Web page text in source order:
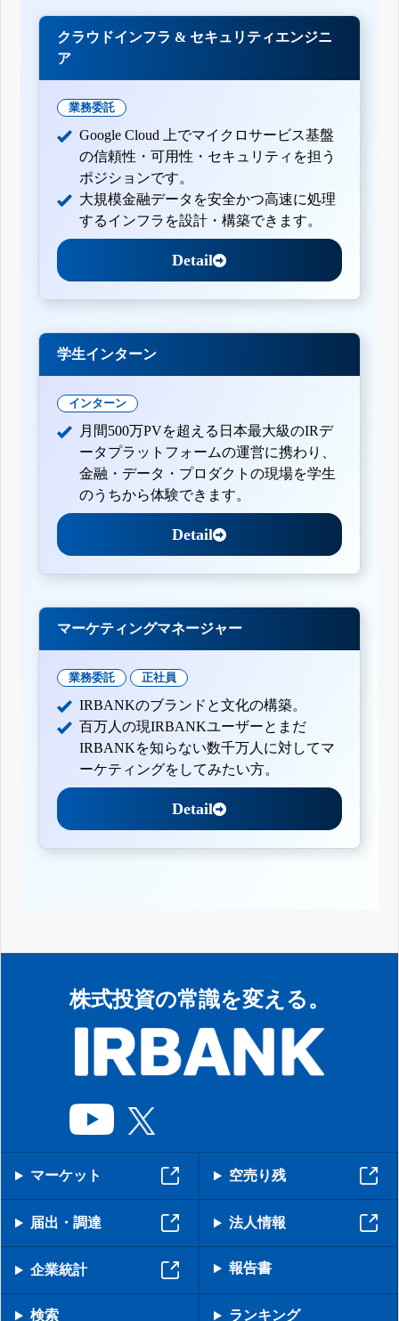
クラウドインフラ & セキュリティエンジニ
ア
業務委託
Google Cloud 上でマイクロサービス基盤
の信頼性・可用性・セキュリティを担う
ポジションです。
大規模金融データを安全かつ高速に処理
するインフラを設計・構築できます。
Detail
学生インターン
インターン
月間500万PVを超える日本最大級のIRデ
ータプラットフォームの運営に携わり、
金融・データ・プロダクトの現場を学生
のうちから体験できます。
Detail
マーケティングマネージャー
業務委託 正社員
IRBANKのブランドと文化の構築。
百万人の現IRBANKユーザーとまだ
IRBANKを知らない数千万人に対してマ
ーケティングをしてみたい方。
Detail
株式投資の常識を変える。
マーケット 空売り残
届出・調達 法人情報
企業統計 報告書
検索 ランキング